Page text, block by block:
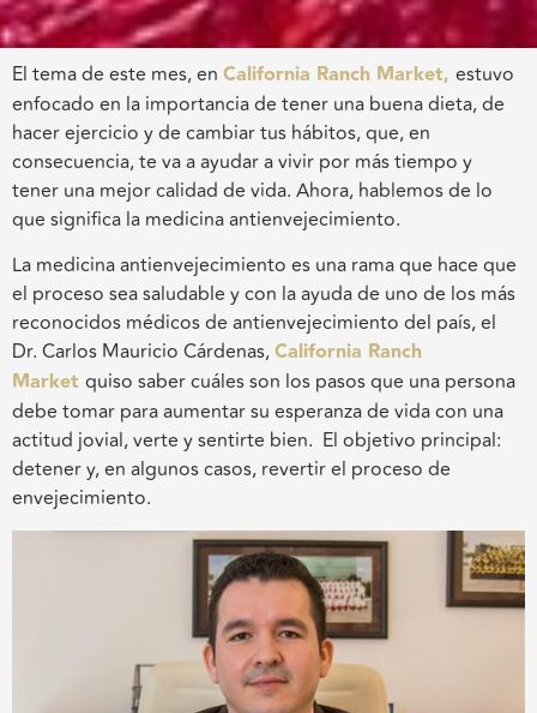
El tema de este mes, en California Ranch Market, estuvo
enfocado en la importancia de tener una buena dieta, de
hacer ejercicio y de cambiar tus hábitos, que, en
consecuencia, te va a ayudar a vivir por más tiempo y
tener una mejor calidad de vida. Ahora, hablemos de lo
que significa la medicina antienvejecimiento.
La medicina antienvejecimiento es una rama que hace que
el proceso sea saludable y con la ayuda de uno de los más
reconocidos médicos de antienvejecimiento del país, el
Dr. Carlos Mauricio Cárdenas,California Ranch
Market quiso saber cuáles son los pasos que una persona
debe tomar para aumentar su esperanza de vidacon una
actitud jovial, verte y sentirte bien. El objetivo principal:
detener y, en algunos casos, revertir el proceso de
envejecimiento.